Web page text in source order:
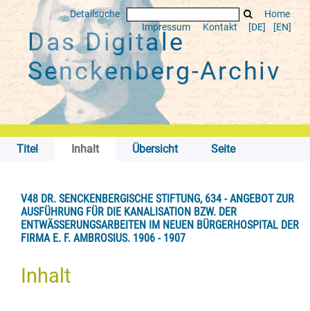
Detailsuche
Home
Impressum
Kontakt [DE] [EN]
Das Digitale
Senckenberg-Archiv
Titel Inhalt Übersicht Seite
V48 DR. SENCKENBERGISCHE STIFTUNG, 634 - ANGEBOT ZUR
AUSFÜHRUNG FÜR DIE KANALISATION BZW. DER
ENTWÄSSERUNGSARBEITEN IM NEUEN BÜRGERHOSPITAL DER
FIRMA E. F. AMBROSIUS. 1906 - 1907
Inhalt